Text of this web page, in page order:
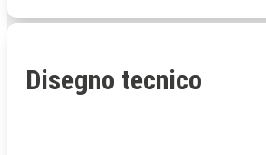
Disegno tecnico